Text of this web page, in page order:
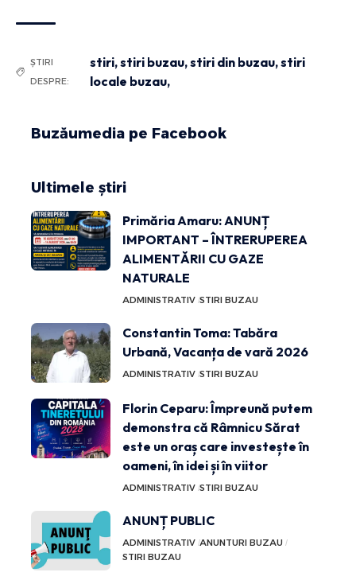
ȘTIRI
DESPRE:
stiri,stiri buzau,stiri din buzau,stiri
locale buzau,
Buzăumedia pe Facebook
Ultimele știri
Primăria Amaru: ANUNȚ
IMPORTANT – ÎNTRERUPEREA
ALIMENTĂRII CU GAZE
NATURALE
ADMINISTRATIV STIRI BUZAU
Constantin Toma: Tabăra
Urbană, Vacanța de vară 2026
ADMINISTRATIV STIRI BUZAU
Florin Ceparu: Împreună putem
demonstra că Râmnicu Sărat
este un oraș care investește în
oameni, în idei și în viitor
ADMINISTRATIV STIRI BUZAU
ANUNȚ PUBLIC
ADMINISTRATIV ANUNTURI BUZAU
STIRI BUZAU